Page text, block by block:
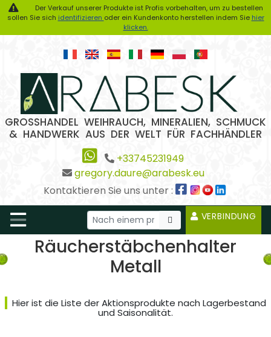
Der Verkauf unserer Produkte ist Profis vorbehalten, um zu bestellen
sollen Sie sich identifizieren oder ein Kundenkonto herstellen indem Sie hier
klicken.
GROSSHANDEL WEIHRAUCH, MINERALIEN, SCHMUCK
& HANDWERK AUS DER WELT FÜR FACHHÄNDLER
+33745231949
gregory.daure@arabesk.eu
Kontaktieren Sie uns unter :
VERBINDUNG
Räucherstäbchenhalter
Metall
Hier ist die Liste der Aktionsprodukte nach Lagerbestand
und Saisonalität.